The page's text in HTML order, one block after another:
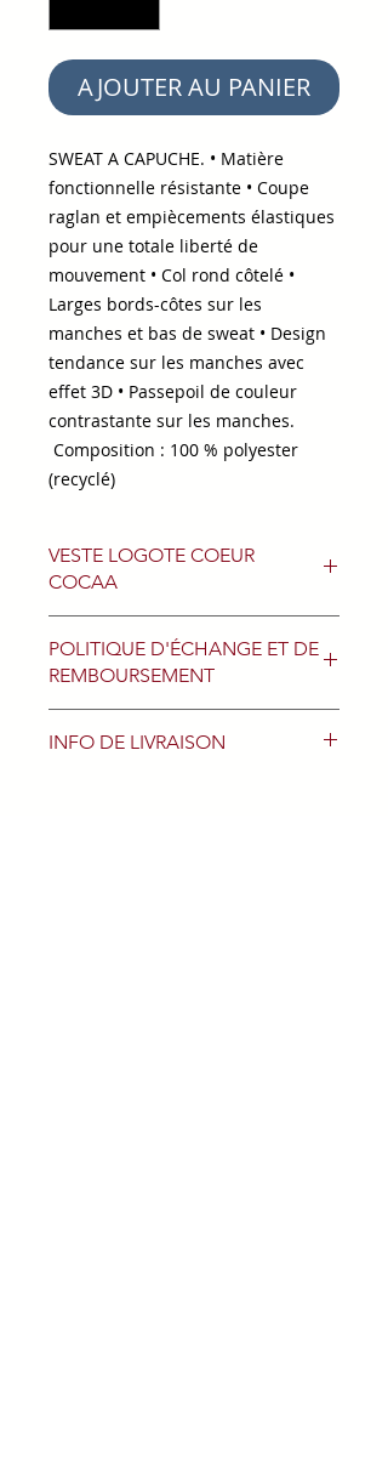
AJOUTER AU PANIER
SWEAT A CAPUCHE. • Matière
fonctionnelle résistante • Coupe
raglan et empiècements élastiques
pour une totale liberté de
mouvement • Col rond côtelé •
Larges bords-côtes sur les
manches et bas de sweat • Design
tendance sur les manches avec
effet 3D • Passepoil de couleur
contrastante sur les manches.
Composition : 100 % polyester
(recyclé)
VESTE LOGOTE COEUR
COCAA
LOGOTES SUR LE COTE COEUR
AVEC LE LOGO DU COCAA
POLITIQUE D'ÉCHANGE ET DE
REMBOURSEMENT
pas pour les articles non portés
INFO DE LIVRAISON